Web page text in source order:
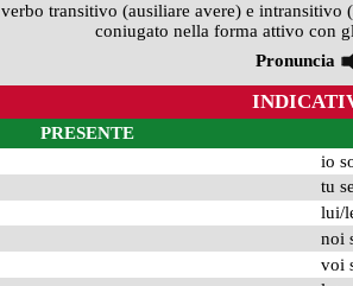
verbo transitivo (ausiliare avere) e intransitivo
coniugato nella forma attivo con
Pronuncia
PRESENTE
io
tu
lui/
noi
voi